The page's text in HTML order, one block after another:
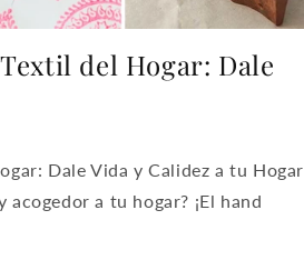
del Hogar: Dale
Dale Vida y Calidez a tu Hogar
a tu hogar? ¡El hand